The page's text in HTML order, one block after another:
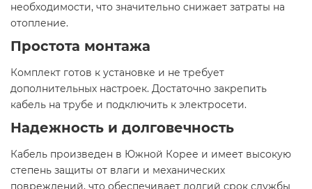
необходимости, что значительно снижает затраты на
отопление.​
Простота монтажа
Комплект готов к установке и не требует
дополнительных настроек. Достаточно закрепить
кабель на трубе и подключить к электросети.​
Надежность и долговечность
Кабель произведен в Южной Корее и имеет высокую
степень защиты от влаги и механических
повреждений, что обеспечивает долгий срок службы